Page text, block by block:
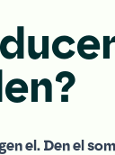
el. Den el